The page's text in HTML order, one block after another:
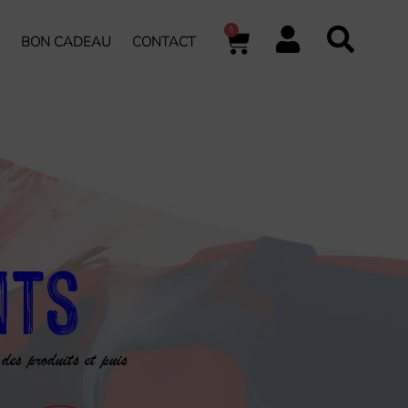
BON CADEAU CONTACT
0
produits et puis